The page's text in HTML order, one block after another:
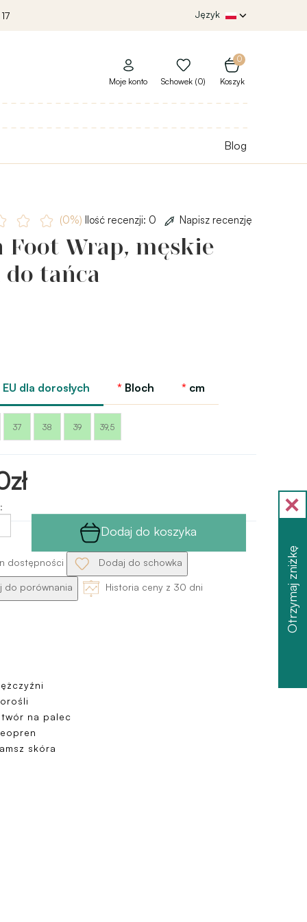
Język
0
Koszyk
Moje konto Schowek (0)
Blog
(0%) Ilość recenzji: 0 Napisz recenzję
Foot Wrap, męskie
tańca
dla dorosłych Bloch cm
37 38 39 39,5
Dodaj do koszyka
dostępności Dodaj do schowka
do porównania Historia ceny z 30 dni
na palec
skóra
Otrzymaj zniżkę